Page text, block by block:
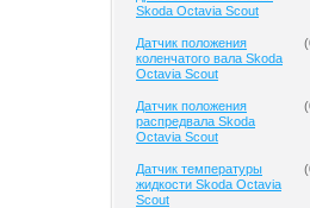
Skoda Octavia Scout
Датчик положения
коленчатого вала Skoda
Octavia Scout
(
Датчик положения
распредвала Skoda
Octavia Scout
(
Датчик температуры
жидкости Skoda Octavia
Scout
(